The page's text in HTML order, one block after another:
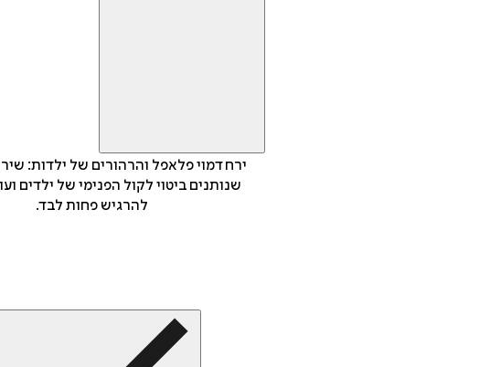
ירח דמוי פלאפל והרהורים של ילדות:
שנותנים ביטוי לקול הפנימי של ילדים
להרגיש פחות לבד.